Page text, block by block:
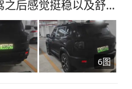
坎很从容。三电机增
住。 缺点实
显，车头反应不够灵
迟感，半秒后才开始
，但驾驶感受稍显笨
后感觉挺稳以及舒服
驾的车座着舒服，比
计现在更
，优惠力度会更大。
椅放平
6图